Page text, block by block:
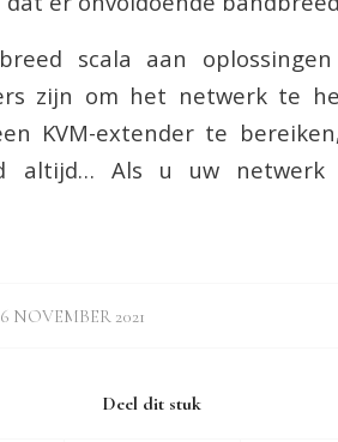
scala aan
zijn om het netwerk te
KVM-extender te
altijd… Als u uw
NOVEMBER 2021
Deel dit stuk